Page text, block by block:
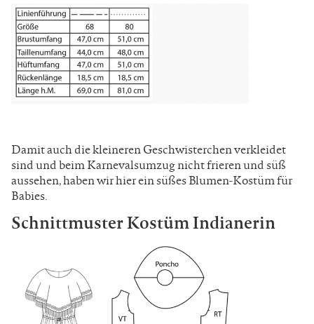
Damit auch die kleineren Geschwisterchen verkleidet
sind und beim Karnevalsumzug nicht frieren und süß
aussehen, haben wir hier ein süßes Blumen-Kostüm für
Babies.
Schnittmuster Kostüm Indianerin